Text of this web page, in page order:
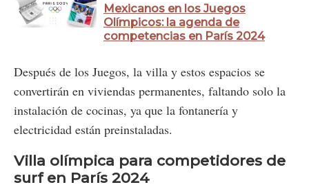
Mexicanos en los Juegos
Olímpicos: la agenda de
competencias en París 2024
Después de los Juegos, la villa y estos espacios se
convertirán en viviendas permanentes, faltando solo la
instalación de cocinas, ya que la fontanería y
electricidad están preinstaladas.
Villa olímpica para competidores de
surf en París 2024